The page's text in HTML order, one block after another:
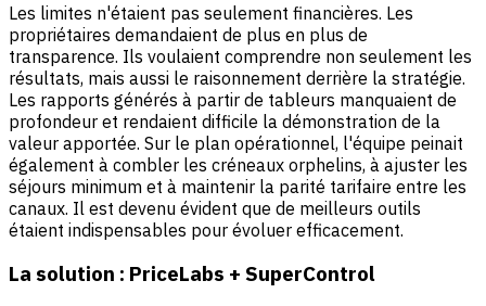
Les limites n'étaient pas seulement financières. Les
propriétaires demandaient de plus en plus de
transparence. Ils voulaient comprendre non seulement les
résultats, mais aussi le raisonnement derrière la stratégie.
Les rapports générés à partir de tableurs manquaient de
profondeur et rendaient difficile la démonstration de la
valeur apportée. Sur le plan opérationnel, l'équipe peinait
également à combler les créneaux orphelins, à ajuster les
séjours minimum et à maintenir la parité tarifaire entre les
canaux. Il est devenu évident que de meilleurs outils
étaient indispensables pour évoluer efficacement.
La solution : PriceLabs + SuperControl